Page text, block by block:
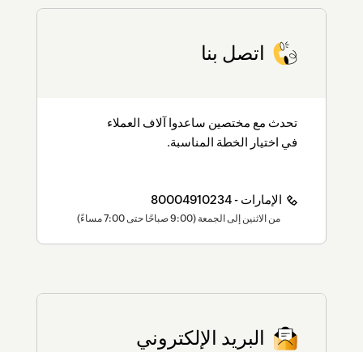
اتصل بنا
تحدث مع مختصين ساعدوا آلاف العملاء
في اختيار الخطة المناسبة.
الإمارات - 80004910234
من الاثنين إلى الجمعة (9:00 صباحًا حتى 7:00 مساءً)
البريد الإلكتروني